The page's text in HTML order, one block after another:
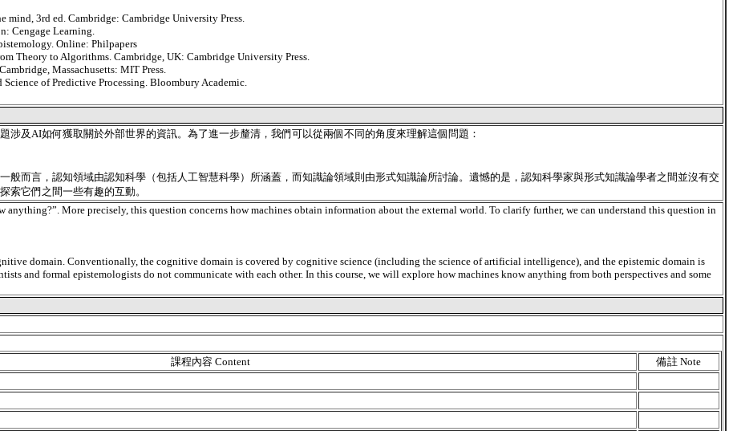
3rd ed. Cambridge: Cambridge University Press.
Cengage Learning.
Online: Philpapers
Theory to Algorithms. Cambridge, UK: Cambridge University Press.
Massachusetts: MIT Press.
of Predictive Processing. Bloombury Academic.
及AI如何獲取關於外部世界的資訊。為了進一步釐清，我們可以從兩個不同的角度來理解這個問題：
般而言，認知領域由認知科學（包括人工智慧科學）所涵蓋，而知識論領域則由形式知識論所討論。遺憾的是，認知科學家與形式知識論學者之間並沒有交
索它們之間一些有趣的互動。
More precisely, this question concerns how machines obtain information about the external world. To clarify further, we can understand this question in
domain. Conventionally, the cognitive domain is covered by cognitive science (including the science of artificial intelligence), and the epistemic domain is
and formal epistemologists do not communicate with each other. In this course, we will explore how machines know anything from both perspectives and some
課程內容 Content
備註 Note